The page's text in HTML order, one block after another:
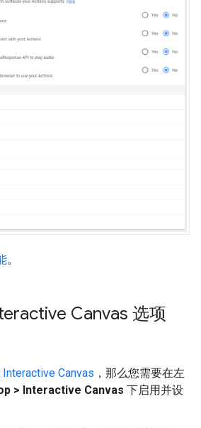
。
Canvas 选项
Interactive Canvas ，那么您需要在左
> Interactive Canvas 下启用并设